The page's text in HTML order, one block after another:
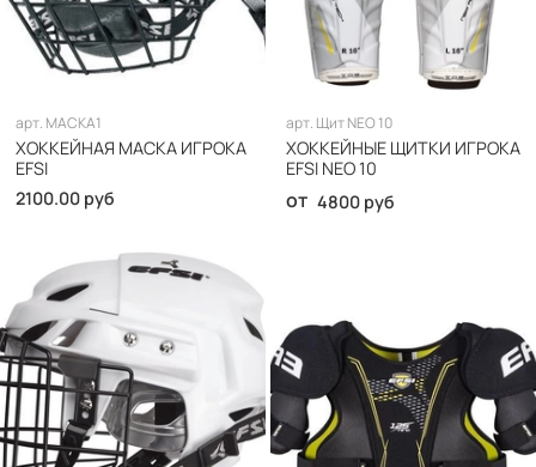
арт. МАСКА1
ХОККЕЙНАЯ МАСКА ИГРОКА
EFSI
2100.00 руб
арт. Щит NEO 10
ХОККЕЙНЫЕ ЩИТКИ ИГРОКА
EFSI NEO 10
от 4800 руб